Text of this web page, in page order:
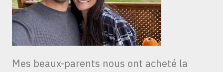
Mes beaux-parents nous ont acheté la